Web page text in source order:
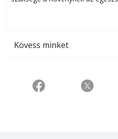
Kövess minket